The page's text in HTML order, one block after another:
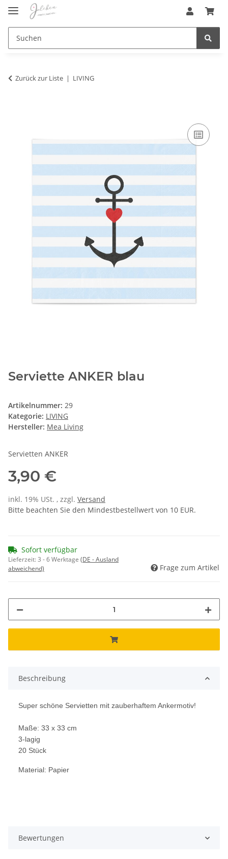
Zurück zur Liste LIVING
Serviette ANKER blau
Artikelnummer: 29
Kategorie: LIVING
Hersteller: Mea Living
Servietten ANKER
3,90 €
inkl. 19% USt. , zzgl. Versand
Bitte beachten Sie den Mindestbestellwert von 10 EUR.
Sofort verfügbar
Lieferzeit:3 - 6 Werktage (DE - Ausland
abweichend)
Frage zum Artikel
Beschreibung
Super schöne Servietten mit zauberhaftem Ankermotiv!
Maße: 33 x 33 cm
3-lagig
20 Stück
Material: Papier
Bewertungen